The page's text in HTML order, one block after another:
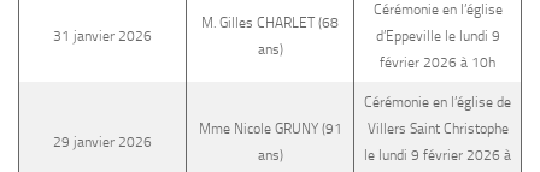
31 janvier 2026
M. Gilles CHARLET (68
ans)
Cérémonie en l’église
d’Eppeville le lundi 9
février 2026 à 10h
29 janvier 2026
Mme Nicole GRUNY (91
ans)
Cérémonie en l’église de
Villers Saint Christophe
le lundi 9 février 2026 à